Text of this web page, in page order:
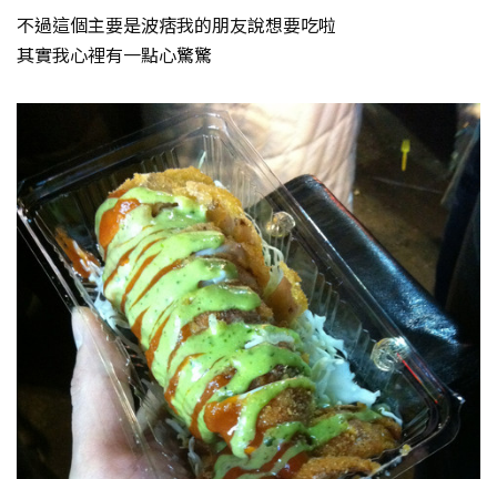
不過這個主要是波痞我的朋友說想要吃啦
其實我心裡有一點心驚驚